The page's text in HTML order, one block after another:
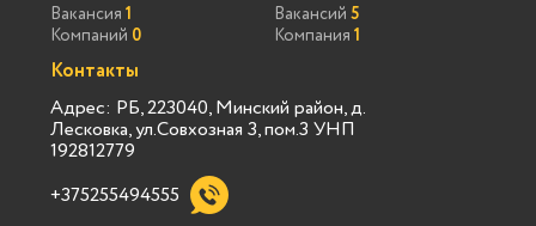
Вакансия 1
Компаний 0
Вакансий 5
Компания 1
Контакты
Адрес: РБ, 223040, Минский район, д.
Лесковка, ул.Совхозная 3, пом.3 УНП
192812779
+375255494555